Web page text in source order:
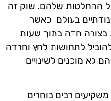
ההחלטות שלהם. שוק זה
בעולם, כאשר
בצורה חדה בתוך שעות
לתחושות לחץ וחרדה
לא מוכנים לשינויים
רבים בוחרים